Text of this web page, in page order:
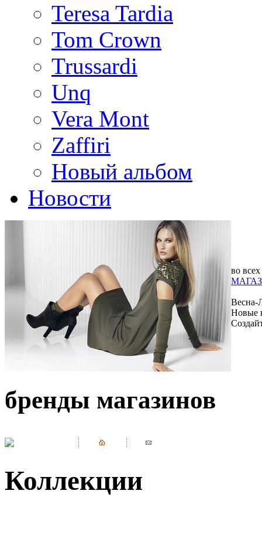
Teresa Tardia
Tom Crown
Trussardi
Unq
Vera Mont
Zaffiri
Новый альбом
Новости
во всех
Весна-
Новые
бренды магазинов
Коллекции